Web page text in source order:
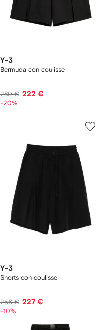
Y-3
Bermuda con coulisse
280 € 222 €
-20%
Y-3
Shorts con coulisse
256 € 227 €
-10%